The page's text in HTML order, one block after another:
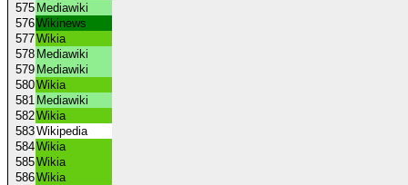
575 Mediawiki
576Wikinews
577Wikia
578 Mediawiki
579 Mediawiki
580Wikia
581 Mediawiki
582Wikia
583Wikipedia
584Wikia
585Wikia
586Wikia